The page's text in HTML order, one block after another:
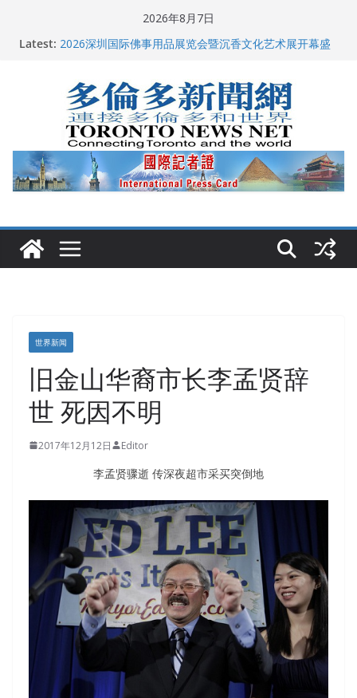
2026年8月7日
Latest:
多伦多市长选举拉开帷幕 多名华人候选人宣布角逐
2026深圳国际佛事用品展览会暨沉香文化艺术展开幕盛
关加拿大就业
2026加拿大青少年儿童绘画比赛颁奖典礼多伦多举行
龚晓华参加多伦多骄傲大游行 与市民分享竞选理念
世界新闻
旧金山华裔市长李孟贤辞
世 死因不明
2017年12月12日 Editor
李孟贤骤逝 传深夜超市采买突倒地